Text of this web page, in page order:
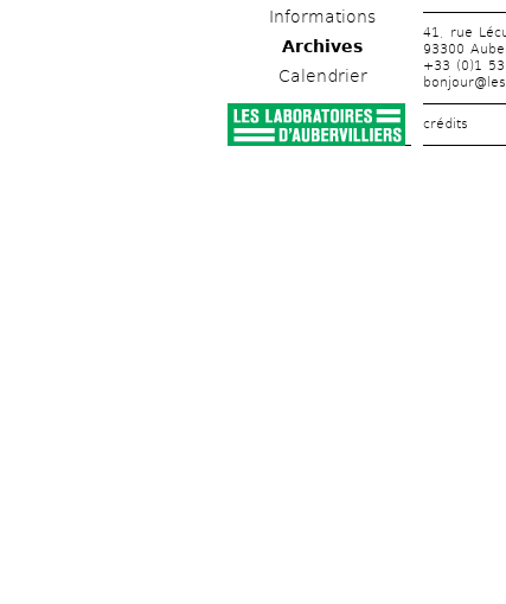
Informations
Archives
Calendrier
41, rue
93300
+33 (0)1
crédits